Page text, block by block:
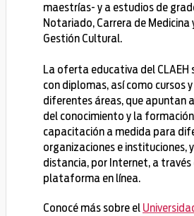
maestrías- y a estudios de
Notariado, Carrera de Medicina
Gestión Cultural.
La oferta educativa del
con diplomas, así como cursos
diferentes áreas, que apuntan
del conocimiento y la
capacitación a medida para
organizaciones e instituciones,
distancia, por Internet, a través
plataforma en línea.
Conocé más sobre el